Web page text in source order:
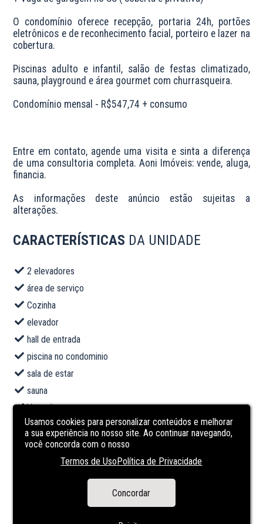
O condomínio oferece recepção, portaria 24h, portões
eletrônicos e de reconhecimento facial, porteiro e lazer na
cobertura.
Piscinas adulto e infantil, salão de festas climatizado,
sauna, playground e área gourmet com churrasqueira.
Condomínio mensal - R$547,74 + consumo
Entre em contato, agende uma visita e sinta a diferença
de uma consultoria completa. Aoni Imóveis: vende, aluga,
financia.
As informações deste anúncio estão sujeitas a
alterações.
CARACTERÍSTICAS DA UNIDADE
2 elevadores
área de serviço
Cozinha
elevador
hall de entrada
piscina no condominio
sala de estar
sauna
Varanda
CARACTERÍSTICASDO
EMPREENDIMENTO
Usamos cookies para personalizar conteúdos e melhorar
a sua experiência no nosso site. Ao continuar navegando,
você concorda com o nosso
Termos de UsoPolítica de Privacidade
Concordar